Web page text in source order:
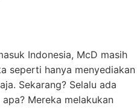
Indonesia, McD masih
seperti hanya menyediakan
Sekarang? Selalu ada
Mereka melakukan